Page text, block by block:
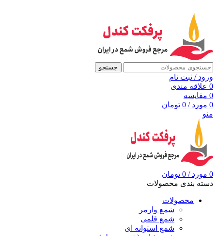
جستجو
ورود / ثبت نام
0 علاقه مندی
0 مقايسه
0 مورد /
0 تومان
منو
0 مورد /
0 تومان
دسته بندی محصولات
محصولات
شمع وارمر
شمع قلمی
شمع استوانه ای